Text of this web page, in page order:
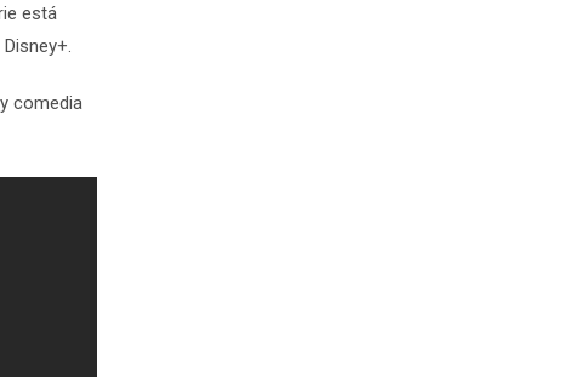
está
comedia